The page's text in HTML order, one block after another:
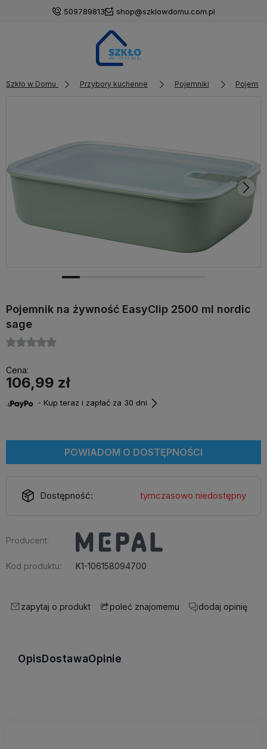
509789813 shop@szklowdomu.com.pl
Szkło w Domu Przybory kuchenne Pojemniki
Pojemnik na żywność EasyClip 2500 ml nordic
sage
Cena:
106,99 zł
・Kup teraz i zapłać za 30 dni
POWIADOM O DOSTĘPNOŚCI
Dostępność: tymczasowo niedostępny
Producent:
Kod produktu: K1-106158094700
zapytaj o produkt poleć znajomemu dodaj opinię
OpisDostawaOpinie